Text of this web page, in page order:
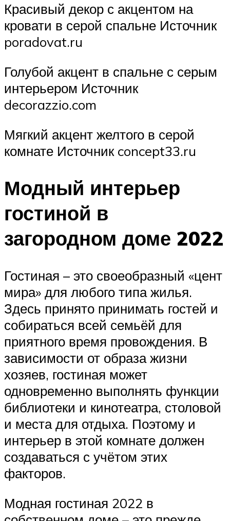
Красивый декор с акцентом на
кровати в серой спальне Источник
poradovat.ru
Голубой акцент в спальне с серым
интерьером Источник
decorazzio.com
Мягкий акцент желтого в серой
комнате Источник concept33.ru
Модный интерьер
гостиной в
загородном доме 2022
Гостиная – это своеобразный «цент
мира» для любого типа жилья.
Здесь принято принимать гостей и
собираться всей семьёй для
приятного время провождения. В
зависимости от образа жизни
хозяев, гостиная может
одновременно выполнять функции
библиотеки и кинотеатра, столовой
и места для отдыха. Поэтому и
интерьер в этой комнате должен
создаваться с учётом этих
факторов.
Модная гостиная 2022 в